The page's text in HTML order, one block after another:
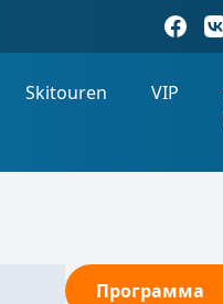
Skitouren VIP
Программа